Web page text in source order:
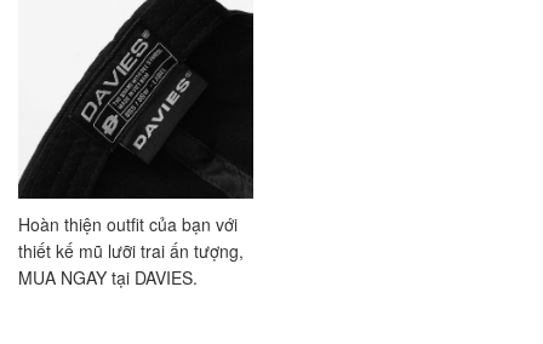
Hoàn thiện outfit của bạn với
thiết kế mũ lưỡi trai ấn tượng,
MUA NGAY tại DAVIES.